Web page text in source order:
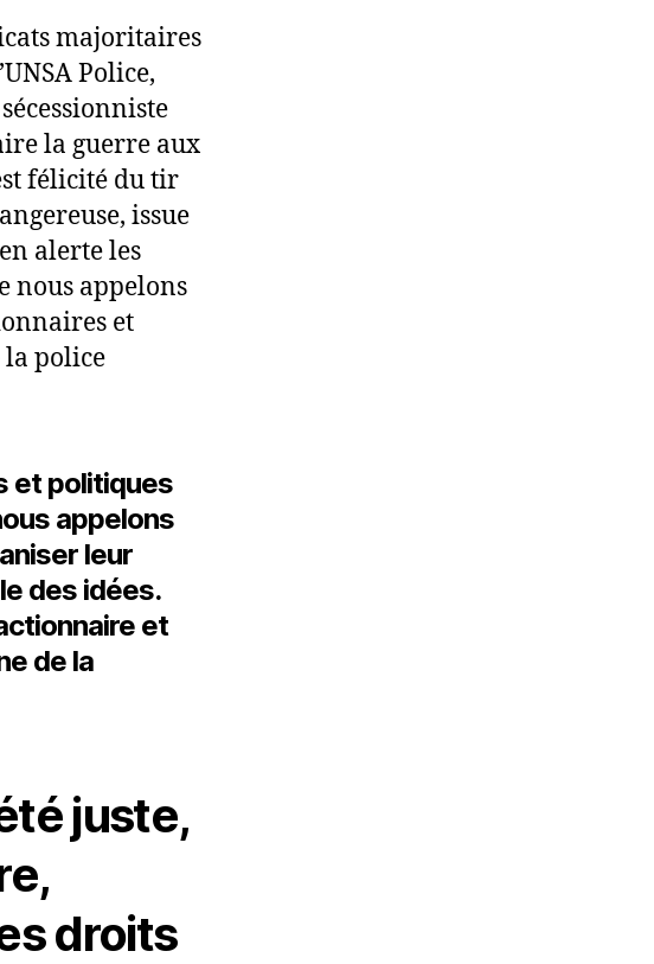
majoritaires
Police,
la guerre aux
félicité du tir
issue
alerte les
nous appelons
et
police
et politiques
appelons
leur
des idées.
et
de la
juste,
droits